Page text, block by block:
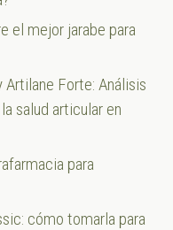
el mejor jarabe para
Forte: Análisis
salud articular en
para
cómo tomarla para